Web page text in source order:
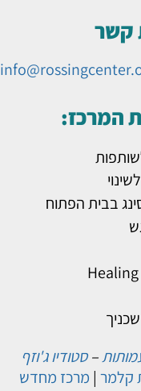
קשר
המרכז:
בבית הפתוח
–סטודיו ג'וזף
קלמר| מרכז מחדש